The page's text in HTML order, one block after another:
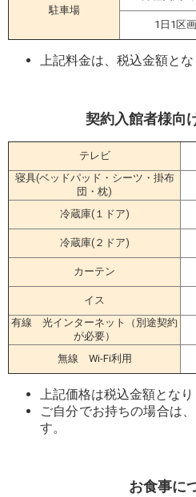
駐車場
1日1区画
上記料金は、税込金額とな
契約入館者様向
テレビ
寝具(ベッドパッド・シーツ・掛布
団・枕)
冷蔵庫(１ドア)
冷蔵庫(２ドア)
カーテン
イス
有線 光インターネット（別途契約
が必要）
無線 Wi-Fi利用
上記価格は税込金額となり
ご自分でお持ちの場合は
す。
お食事に